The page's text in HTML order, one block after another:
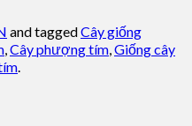
and taggedCây giống
,Cây phượng tím,Giống cây
.